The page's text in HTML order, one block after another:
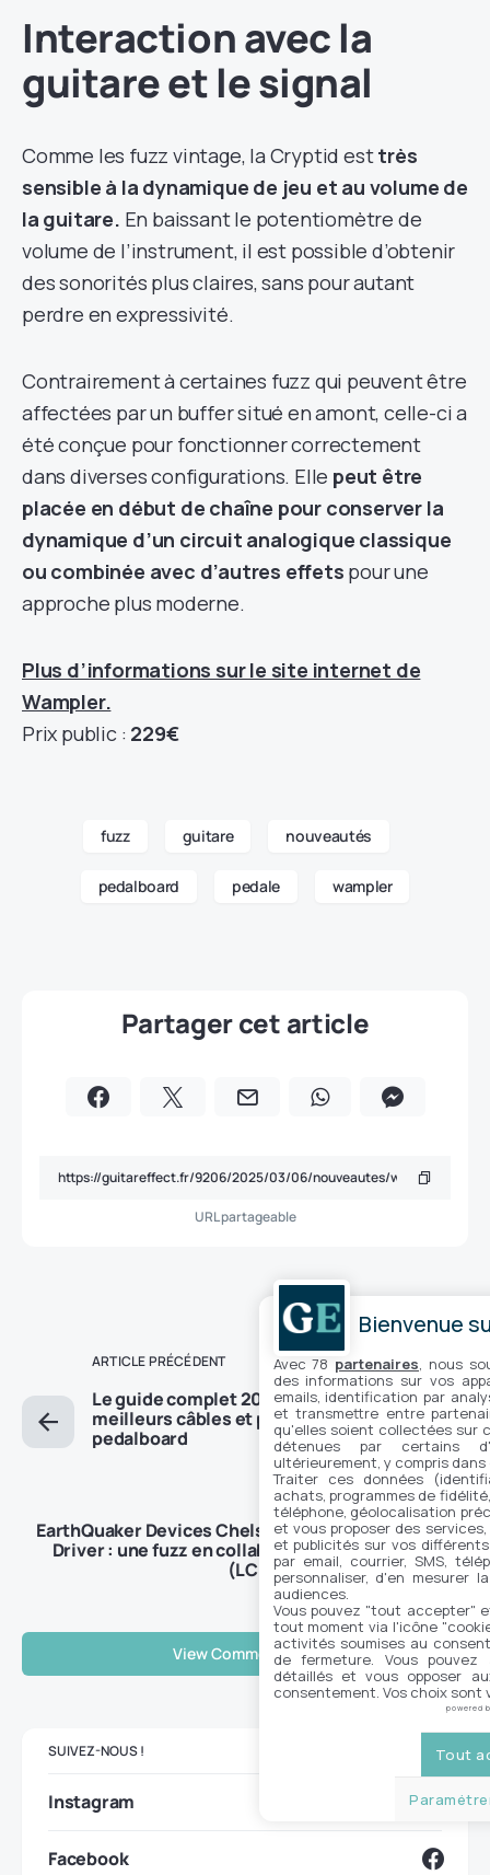
Interaction avec la
guitare et le signal
Comme les fuzz vintage, la Cryptid esttrès
sensible à la dynamique de jeu et au volume de
la guitare. En baissant le potentiomètre de
volume de l’instrument, il est possible d’obtenir
des sonorités plus claires, sans pour autant
perdre en expressivité.
Contrairement à certaines fuzz qui peuvent être
affectées par un buffer situé en amont, celle-ci a
été conçue pour fonctionner correctement
dans diverses configurations. Elle peut être
placée en début de chaîne pour conserver la
dynamique d’un circuit analogique classique
ou combinée avec d’autres effets pour une
approche plus moderne.
Plus d’informations sur le site internet de
Wampler.
Prix public : 229€
fuzz guitare nouveautés
pedalboard pedale wampler
Partager cet article
URL partageable
ARTICLE PRÉCÉDENT
Le guide complet 2025 pour trouver les
meilleurs câbles et patchs pour votre
pedalboard
ARTICLE SUIVANT
EarthQuaker Devices Chelsea Low End Fuzz
Driver : une fuzz en collab’ avec J. Murphy
(LCD Soundsystem)
View Comments (0)
SUIVEZ-NOUS !
Instagram
Facebook
Bienvenue
Avec 78 partenaires , nous
des informations sur vos
emails, identification par
et transmettre entre
qu'elles soient collectées sur
détenues par certains
ultérieurement, y compris
Traiter ces données
achats, programmes de
téléphone, géolocalisation
et vous proposer des
et publicités sur vos
par email, courrier, SMS,
personnaliser, d'en mesurer
audiences.
Vous pouvez "tout accepter"
tout moment via l'icône
activités soumises au
de fermeture. Vous
détaillés et vous opposer
consentement. Vos choix sont
powered
Tout